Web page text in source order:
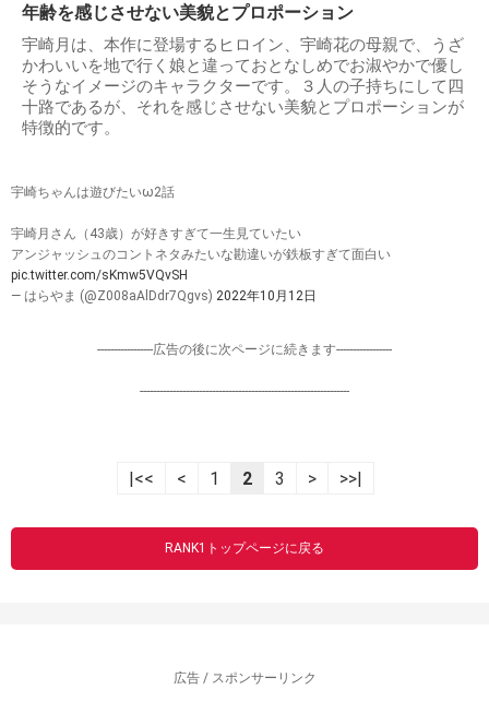
年齢を感じさせない美貌とプロポーション
宇崎月は、本作に登場するヒロイン、宇崎花の母親で、うざ
かわいいを地で行く娘と違っておとなしめでお淑やかで優し
そうなイメージのキャラクターです。３人の子持ちにして四
十路であるが、それを感じさせない美貌とプロポーションが
特徴的です。
宇崎ちゃんは遊びたいω2話
宇崎月さん（43歳）が好きすぎて一生見ていたい
アンジャッシュのコントネタみたいな勘違いが鉄板すぎて面白い
pic.twitter.com/sKmw5VQvSH
— はらやま (@Z008aAlDdr7Qgvs) 2022年10月12日
-----------------広告の後に次ページに続きます-----------------
----------------------------------------------------------------
|<< < 1 2 3 > >>|
RANK1トップページに戻る
広告 / スポンサーリンク